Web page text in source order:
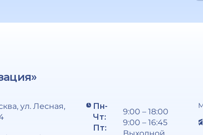
ул. Лесная,
Пн-
Чт:
Пт:
9:00 – 18:00
9:00 – 16:45